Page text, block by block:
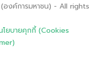
งค์การมหาชน) - All rights
โยบายคุกกี้ (Cookies